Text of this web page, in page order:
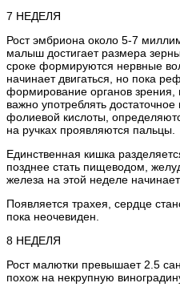
7 НЕДЕЛЯ
Рост эмбриона около 5-7
малыш достигает размера
сроке формируются нервные
начинает двигаться, но пока
формирование органов
важно употреблять
фолиевой кислоты,
на ручках проявляются пальцы.
Единственная кишка
позднее стать пищеводом,
железа на этой неделе
Появляется трахея, сердце
пока неочевиден.
8 НЕДЕЛЯ
Рост малютки превышает 2.5
похож на некрупную